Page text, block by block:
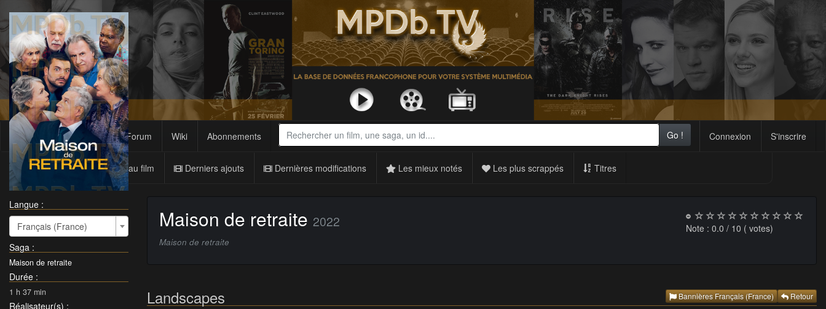
Films Sagas Forum Wiki Abonnements Connexion S'inscrire
Go !
Nouveau film Derniers ajouts Dernières modifications Les mieux notés Les plus scrappés Titres
Langue :
Français (France)
Saga :
Maison de retraite
Durée :
1 h 37 min
Réalisateur(s) :
Note : 0.0 / 10 ( votes)
Maison de retraite 2022
Maison de retraite
Landscapes Retour
Bannières Français (France)